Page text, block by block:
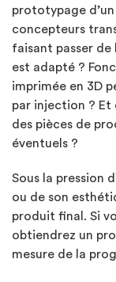
prototypage
concepteurs
faisant passer de
est adapté ?
imprimée en 3D
par injection ? Et
des pièces de
éventuels ?
Sous la pression
ou de son
produit final. Si
obtiendrez un
mesure de la